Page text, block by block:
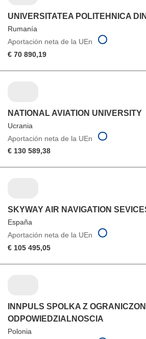
UNIVERSITATEA POLITEHNICA
Rumanía
Aportación neta de la UEn
€ 70 890,19
NATIONAL AVIATION UNIVERSITY
Ucrania
Aportación neta de la UEn
€ 130 589,38
SKYWAY AIR NAVIGATION
España
Aportación neta de la UEn
€ 105 495,05
INNPULS SPOLKA Z
ODPOWIEDZIALNOSCIA
Polonia